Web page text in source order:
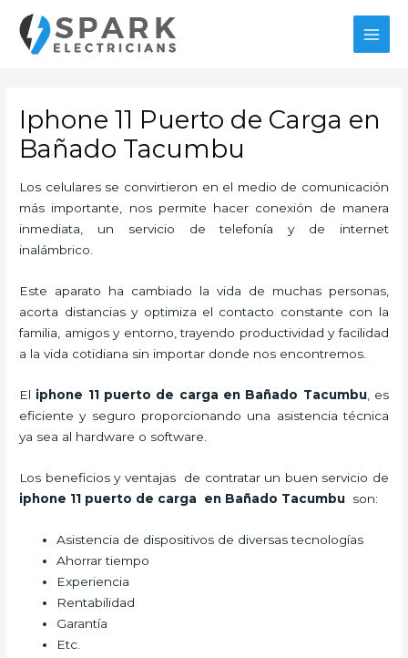
contenido
Iphone 11 Puerto de Carga en
Bañado Tacumbu
Los celulares se convirtieron en el medio de comunicación
más importante, nos permite hacer conexión de manera
inmediata, un servicio de telefonía y de internet
inalámbrico.
Este aparato ha cambiado la vida de muchas personas,
acorta distancias y optimiza el contacto constante con la
familia, amigos y entorno, trayendo productividad y facilidad
a la vida cotidiana sin importar donde nos encontremos.
El iphone 11 puerto de carga en Bañado Tacumbu, es
eficiente y seguro proporcionando una asistencia técnica
ya sea al hardware o software.
Los beneficios y ventajas de contratar un buen servicio de
iphone 11 puerto de carga
en Bañado Tacumbu son:
Asistencia de dispositivos de diversas tecnologías
Ahorrar tiempo
Experiencia
Rentabilidad
Garantía
Etc.